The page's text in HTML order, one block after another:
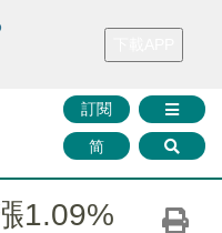
財華證券 媒體矩陣
訂閱
简
1.09%